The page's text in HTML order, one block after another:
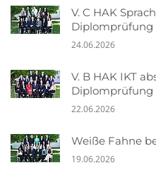
V. C HAK
Diplomprüfung
24.06.2026
V. B HAK IKT
Diplomprüfung
22.06.2026
Weiße Fahne
19.06.2026